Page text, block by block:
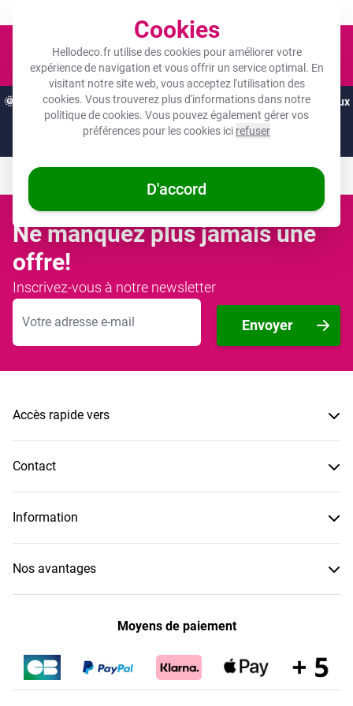
Cookies
Hellodeco.fr utilise des cookies pour améliorer votre
expérience de navigation et vous offrir un service optimal. En
visitant notre site web, vous acceptez l'utilisation des
cookies. Vous trouverez plus d'informations dans notre
politique de cookies. Vous pouvez également gérer vos
préférences pour les cookies ici refuser
D'accord
🌞 OFFRES D'ÉTÉ :Les meilleures remises de l'année sur vos cadeaux
préférés ! 🌞
Juste 27:51
Ne manquez plus jamais une
offre!
Inscrivez-vous à notre newsletter
Adresse mail
Envoyer
Accès rapide vers
Contact
Information
Nos avantages
Moyens de paiement